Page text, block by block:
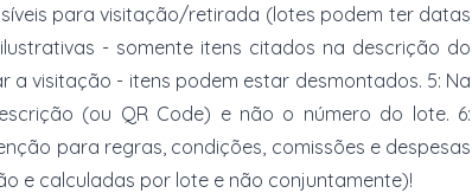
para visitação/retirada (lotes podem ter datas
- somente itens citados na descrição do
visitação - itens podem estar desmontados. 5: Na
(ou QR Code) e não o número do lote. 6:
para regras, condições, comissões e despesas
e calculadas por lote e não conjuntamente)!